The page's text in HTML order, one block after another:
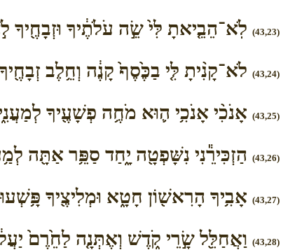
(43,23) לֹֽא־הֵבֵ֤יאתָ לִּי֙ שֵׂ֣ה עֹלֹתֶ֔יךָ וּזְבָחֶ֖יךָ
(43,24) לֹא־קָנִ֨יתָ לִּ֤י בַכֶּ֙סֶף֙ קָנֶ֔ה וְחֵ֥לֶב
(43,25) אָנֹכִ֨י אָנֹכִ֥י ה֛וּא מֹחֶ֥ה פְשָׁעֶ֖יךָ
(43,26) הַזְכִּירֵ֕נִי נִשָּׁפְטָ֖ה יָ֑חַד סַפֵּ֥ר אַתָּ֖ה
(43,27) אָבִ֥יךָ הָרִאשׁ֖וֹן חָטָ֑א וּמְלִיצֶ֖יךָ פָּ֥שְׁעוּ
(43,28) וַאֲחַלֵּ֖ל שָׂ֣רֵי קֹ֑דֶשׁ וְאֶתְּנָ֤ה לַחֵ֙רֶם֙